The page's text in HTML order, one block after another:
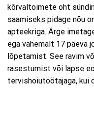
kõrvaltoimete oht
saamiseks pidage nõu
apteekriga. Ärge
ega vähemalt 17 päeva
lõpetamist. See ravim
rasestumist või lapse
tervishoiutöötajaga, kui